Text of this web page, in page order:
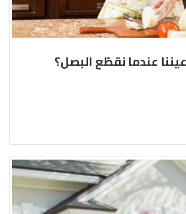
عندما نقطّع البصل؟